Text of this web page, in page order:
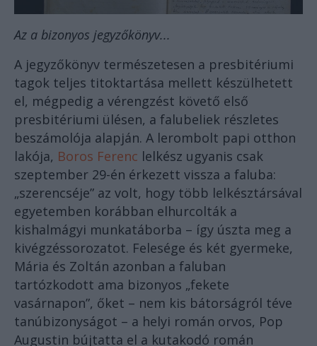
Az a bizonyos jegyzőkönyv...
A jegyzőkönyv természetesen a presbitériumi
tagok teljes titoktartása mellett készülhetett
el, mégpedig a vérengzést követő első
presbitériumi ülésen, a falubeliek részletes
beszámolója alapján. A lerombolt papi otthon
lakója, Boros Ferenc lelkész ugyanis csak
szeptember 29-én érkezett vissza a faluba:
„szerencséje” az volt, hogy több lelkésztársával
egyetemben korábban elhurcolták a
kishalmágyi munkatáborba – így úszta meg a
kivégzéssorozatot. Felesége és két gyermeke,
Mária és Zoltán azonban a faluban
tartózkodott ama bizonyos „fekete
vasárnapon”, őket – nem kis bátorságról téve
tanúbizonyságot – a helyi román orvos, Pop
Augustin bújtatta el a kutakodó román